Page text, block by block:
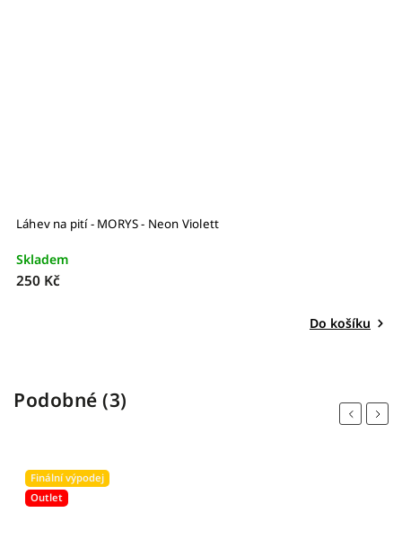
Láhev na pití - MORYS - Neon Violett
Skladem
250 Kč
Do košíku
Podobné (3)
Previous
Finální výpodej
Outlet
Next